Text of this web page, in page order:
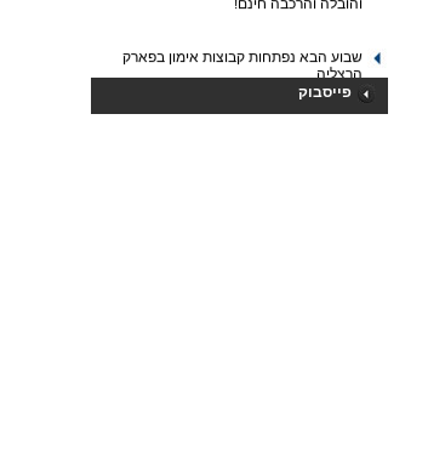
הרצליה.
לפרטים והרשמה חייגו: 052-2207985
פייסבוק